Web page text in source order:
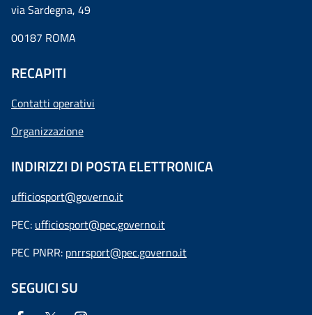
via Sardegna, 49
00187 ROMA
RECAPITI
Contatti operativi
Organizzazione
INDIRIZZI DI POSTA ELETTRONICA
ufficiosport@governo.it
PEC: ufficiosport@pec.governo.it
PEC PNRR: pnrrsport@pec.governo.it
SEGUICI SU